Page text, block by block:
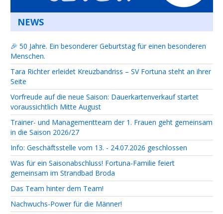
NEWS
🎉 50 Jahre. Ein besonderer Geburtstag für einen besonderen
Menschen.
Tara Richter erleidet Kreuzbandriss – SV Fortuna steht an ihrer
Seite
Vorfreude auf die neue Saison: Dauerkartenverkauf startet
voraussichtlich Mitte August
Trainer- und Managementteam der 1. Frauen geht gemeinsam
in die Saison 2026/27
Info: Geschäftsstelle vom 13. - 24.07.2026 geschlossen
Was für ein Saisonabschluss! Fortuna-Familie feiert
gemeinsam im Strandbad Broda
Das Team hinter dem Team!
Nachwuchs-Power für die Männer!